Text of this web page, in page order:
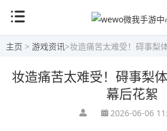
主页 > 游戏资讯>妆造痛苦太难受！碍事梨
妆造痛苦太难受！碍事梨
幕后花絮
2026-06-06